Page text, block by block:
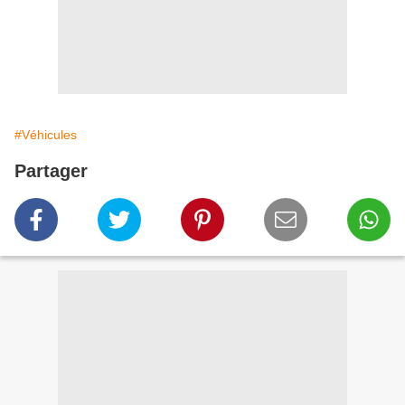
#Véhicules
Partager